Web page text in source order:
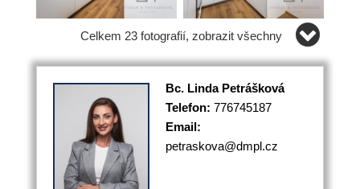
Celkem 23 fotografií, zobrazit všechny
Bc. Linda Petrášková
Telefon: 776745187
Email:
petraskova@dmpl.cz